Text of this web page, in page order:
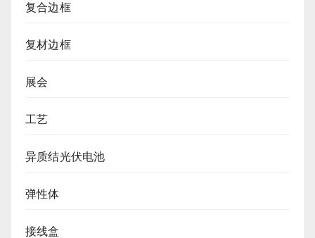
复合边框
复材边框
展会
工艺
异质结光伏电池
弹性体
接线盒